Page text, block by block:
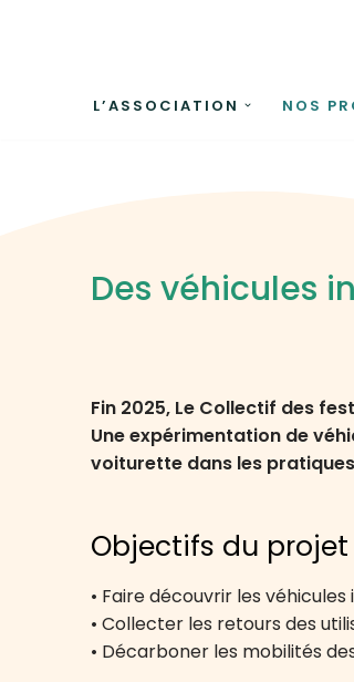
L’ASSOCIATION NOS
Des véhicules
Fin 2025, Le Collectif des
Une expérimentation de
voiturette dans les
Objectifs du projet
• Faire découvrir les
• Collecter les retours des
• Décarboner les mobilités